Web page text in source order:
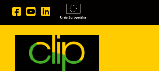
Przejdź
do
zawartości
Aktualności
Tereny inwestycyjne na sprzedaż